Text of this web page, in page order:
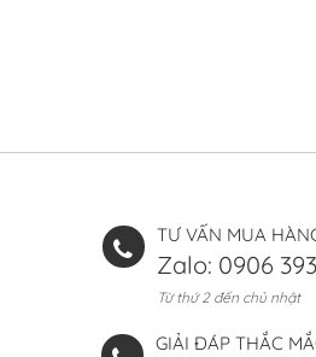
TƯ VẤN MUA
Zalo: 0906
Từ thứ 2 đến chủ nhật
GIẢI ĐÁP THẮC